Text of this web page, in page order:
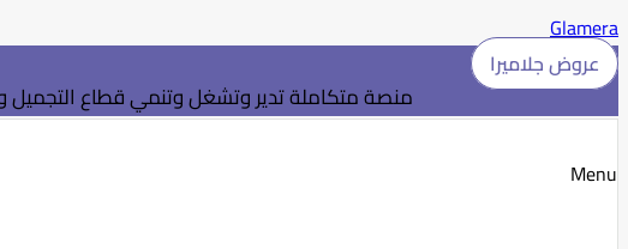
Glamera
عروض جلاميرا
منصة متكاملة تدير وتشغل وتنمي قطاع التجميل
Menu